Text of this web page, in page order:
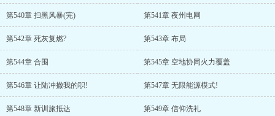
第540章 扫黑风暴(完) 第541章 夜州电网
第542章 死灰复燃? 第543章 布局
第544章 合围 第545章 空地协同火力覆盖
第546章 让陆冲撤我的职! 第547章 无限能源模式!
第548章 新训旅抵达 第549章 信仰洗礼